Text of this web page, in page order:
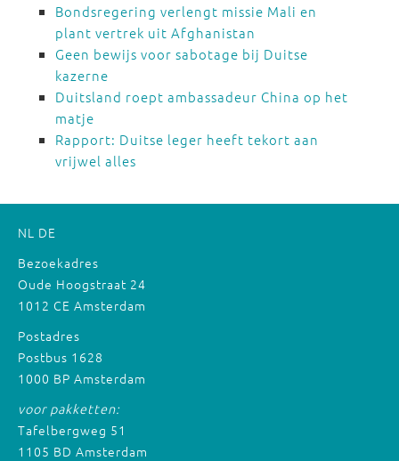
Bondsregering verlengt missie Mali en
plant vertrek uit Afghanistan
Geen bewijs voor sabotage bij Duitse
kazerne
Duitsland roept ambassadeur China op het
matje
Rapport: Duitse leger heeft tekort aan
vrijwel alles
NL DE
Bezoekadres
Oude Hoogstraat 24
1012 CE Amsterdam
Postadres
Postbus 1628
1000 BP Amsterdam
voor pakketten:
Tafelbergweg 51
1105 BD Amsterdam